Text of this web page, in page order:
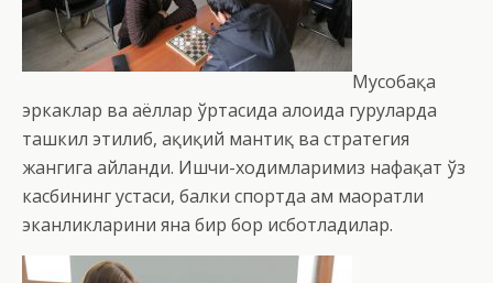
Мусобақа
эркаклар ва аёллар ўртасида алоҳида гуруҳларда
ташкил этилиб, ҳақиқий мантиқ ва стратегия
жангига айланди. Ишчи-ходимларимиз нафақат ўз
касбининг устаси, балки спортда ҳам маҳоратли
эканликларини яна бир бор исботладилар.